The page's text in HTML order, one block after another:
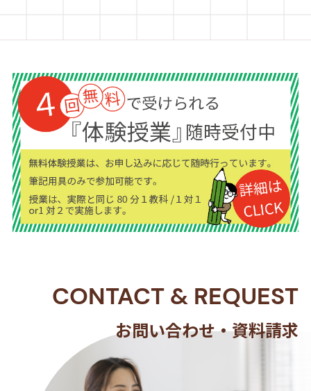
CONTACT & REQUEST
お問い合わせ・資料請求